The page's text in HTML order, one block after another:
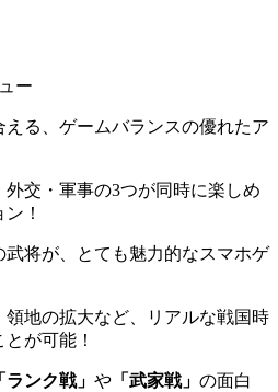
える、ゲームバランスの優れたア
外交・軍事の3つが同時に楽しめ
！
将が、とても魅力的なスマホゲ
地の拡大など、リアルな戦国時
が可能！
ランク戦」 や 「武家戦」 の面白